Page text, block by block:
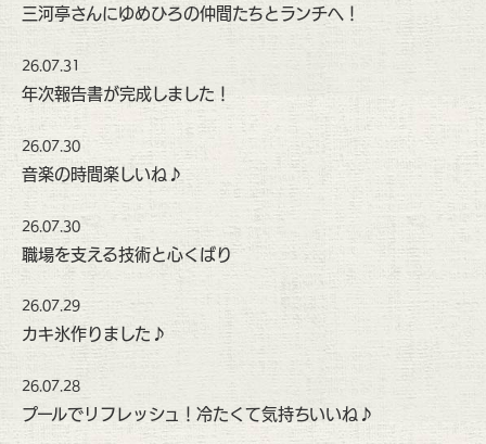
三河亭さんにゆめひろの仲間たちとランチへ！
26.07.31
年次報告書が完成しました！
26.07.30
音楽の時間楽しいね♪
26.07.30
職場を支える技術と心くばり
26.07.29
カキ氷作りました♪
26.07.28
プールでリフレッシュ！冷たくて気持ちいいね♪